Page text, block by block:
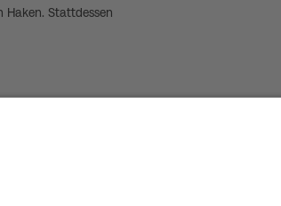
Stattdessen